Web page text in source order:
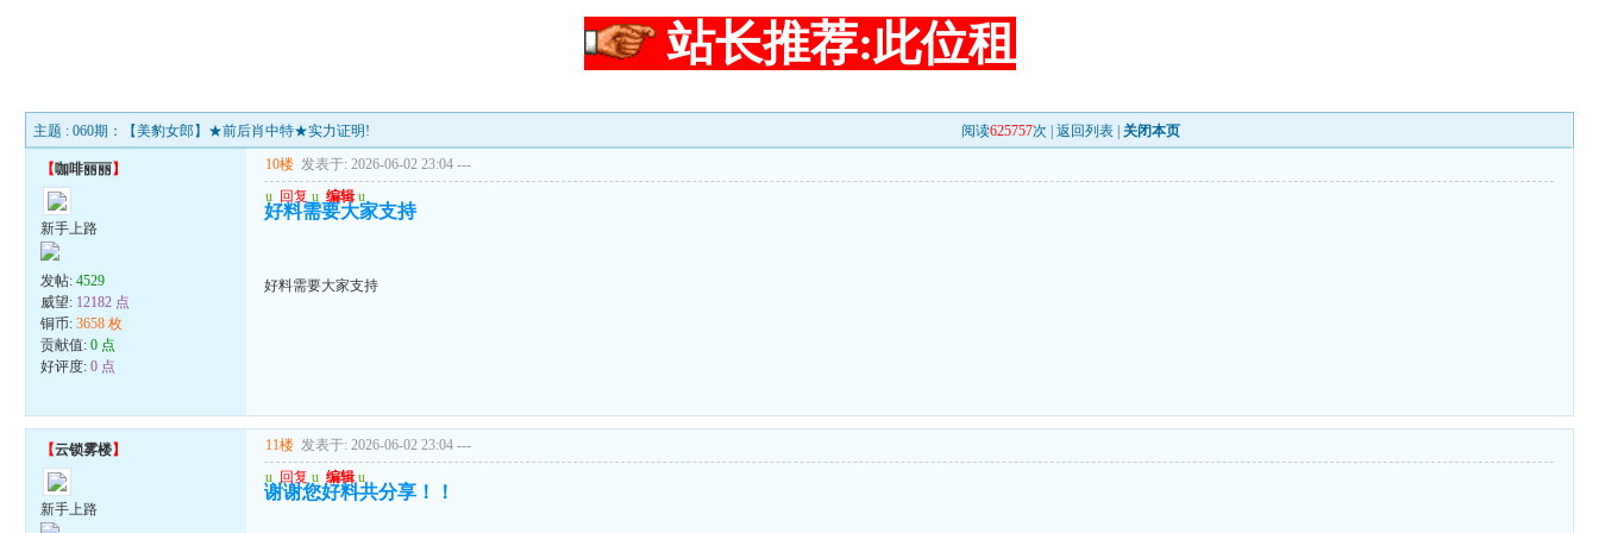
站长推荐:此位租
主题 : 060期：【美豹女郎】★前后肖中特★实力证明! 阅读625757次 |返回列表 关闭本页
【咖啡丽丽】
新手上路
发帖:4529
威望: 12182 点
铜币:3658 枚
贡献值:0 点
好评度:0 点
10楼 发表于: 2026-06-02 23:04 ---
u 回复 u 编辑 u
好料需要大家支持
好料需要大家支持
【云锁雾楼】
新手上路
11楼 发表于: 2026-06-02 23:04 ---
u 回复 u 编辑 u
谢谢您好料共分享！！